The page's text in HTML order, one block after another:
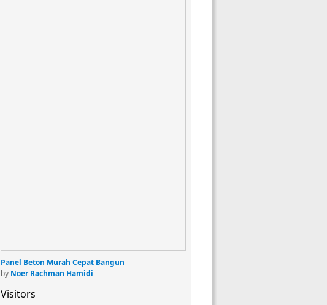
Panel Beton Murah Cepat Bangun
by Noer Rachman Hamidi
Visitors